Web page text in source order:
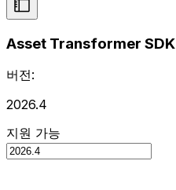
Asset Transformer SDK
버전:
2026.4
지원 가능